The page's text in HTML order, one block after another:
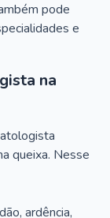
pode
e
na
queixa. Nesse
ardência,